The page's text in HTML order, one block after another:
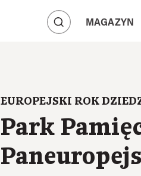
MAGAZYN
EUROPEJSKI ROK
Park